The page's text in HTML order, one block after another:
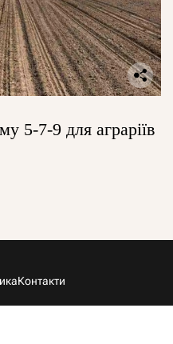
5-7-9 для аграріїв
Контакти